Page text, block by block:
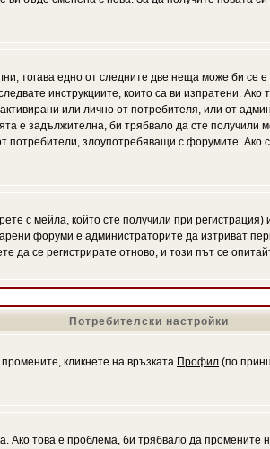
тогава едно от следните две неща може би се
инструкциите, които са ви изпратени.
или лично от потребителя, или от
е задължителна, би трябвало да сте получили
потребители, злоупотребяващи с форумите.
с мейла, който сте получили при
форуми е администраторите да изтриват
се регистрирате отново, и този път се
Потребителски настройки
кликнете на връзката Профил (по
Ако това е проблема, би трябвало да